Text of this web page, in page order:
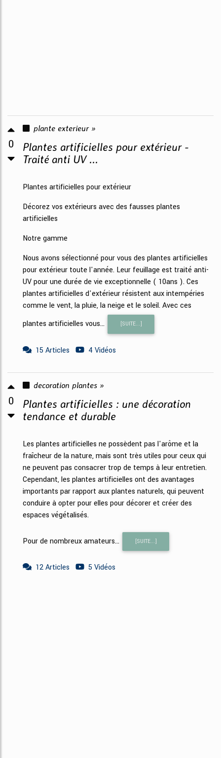
0
plante exterieur »
Plantes artificielles pour extérieur -
Traité anti UV ...
Plantes artificielles pour extérieur
Décorez vos extérieurs avec des fausses plantes
artificielles
Notre gamme
Nous avons sélectionné pour vous des plantes artificielles
pour extérieur toute l'année. Leur feuillage est traité anti-
UV pour une durée de vie exceptionnelle ( 10ans ). Ces
plantes artificielles d'extérieur résistent aux intempéries
comme le vent, la pluie, la neige et le soleil. Avec ces
plantes artificielles vous...
[SUITE...]
15 Articles 4 Vidéos
0
decoration plantes »
Plantes artificielles : une décoration
tendance et durable
Les plantes artificielles ne possèdent pas l'arôme et la
fraîcheur de la nature, mais sont très utiles pour ceux qui
ne peuvent pas consacrer trop de temps à leur entretien.
Cependant, les plantes artificielles ont des avantages
importants par rapport aux plantes naturels, qui peuvent
conduire à opter pour elles pour décorer et créer des
espaces végétalisés.
Pour de nombreux amateurs... [SUITE...]
12 Articles 5 Vidéos